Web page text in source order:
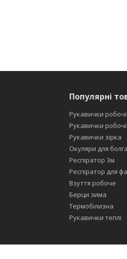
Популярні
Рукавички
Рукавички
Рукавички зірка
Окуляри для
Респіратор 3м
Респіратор для
Взуття робоче
Берци зима
Термобілизна
Рукавички теплі